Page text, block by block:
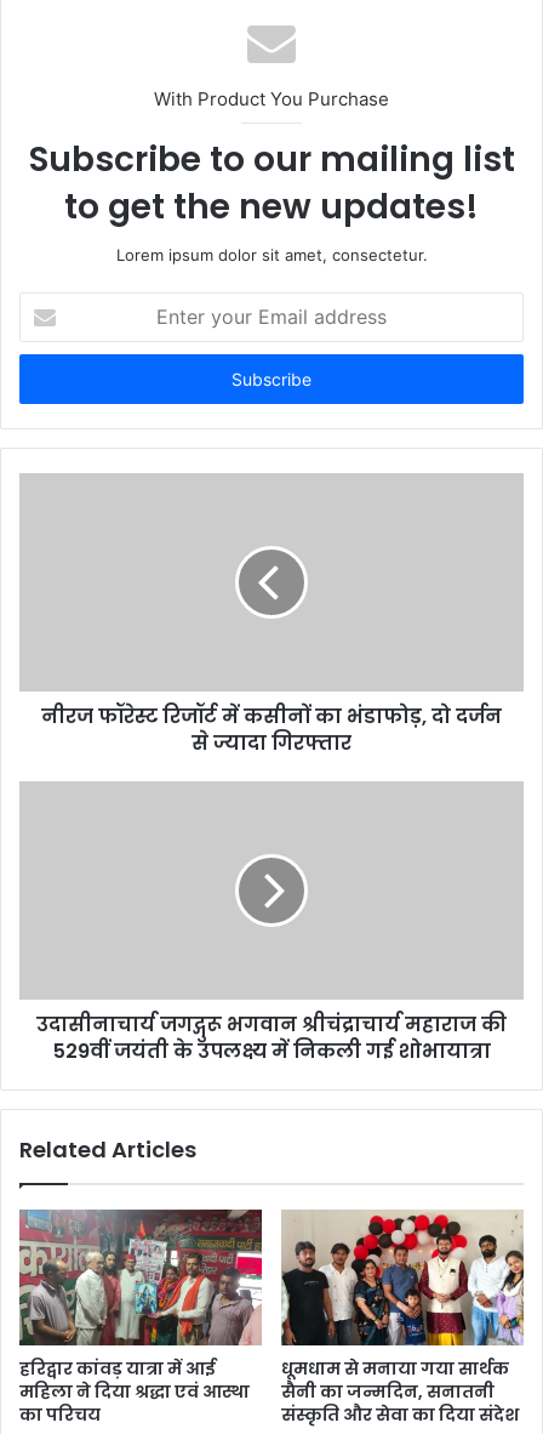
With Product You Purchase
Subscribe to our mailing list
to get the new updates!
Lorem ipsum dolor sit amet, consectetur.
your
Email
नीरज फॉरेस्ट रिजॉर्ट में कसीनों का भंडाफोड़, दो दर्जन
से ज्यादा गिरफ्तार
उदासीनाचार्य जगद्गुरू भगवान श्रीचंद्राचार्य महाराज की
529वीं जयंती के उपलक्ष्य में निकली गई शोभायात्रा
Related Articles
हरिद्वार कांवड़ यात्रा में आई
महिला ने दिया श्रद्धा एवं आस्था
का परिचय
धूमधाम से मनाया गया सार्थक
सैनी का जन्मदिन, सनातनी
संस्कृति और सेवा का दिया संदेश